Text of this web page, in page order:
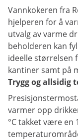
Vannkokeren fra
hjelperen for å
utvalg av varme
beholderen kan
ideelle størrelsen
kantiner samt på
Trygg og allsidig
varmer opp
°C takket være en